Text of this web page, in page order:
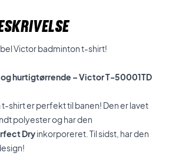
Victorbadminton t-shirt!
hurtigtørrende – Victor T-50001TD
shirt er perfekt til banen! Den er lavet
polyester og har den
Dryinkorporeret. Til sidst, har den